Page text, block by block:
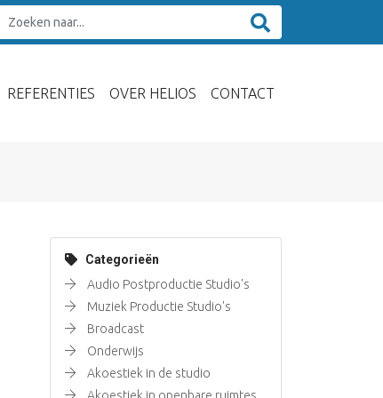
REFERENTIES OVER HELIOS CONTACT
Categorieën
Audio Postproductie Studio's
Muziek Productie Studio's
Broadcast
Onderwijs
Akoestiek in de studio